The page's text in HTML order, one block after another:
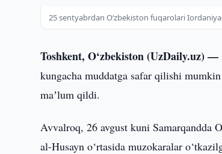
25 sentyabrdan O‘zbekiston fuqarolari
Toshkent, O‘zbekiston (UzDaily.uz) —
kungacha muddatga safar qilishi
maʼlum qildi.
Avvalroq, 26 avgust kuni Samarqandda
al-Husayn o‘rtasida muzokaralar